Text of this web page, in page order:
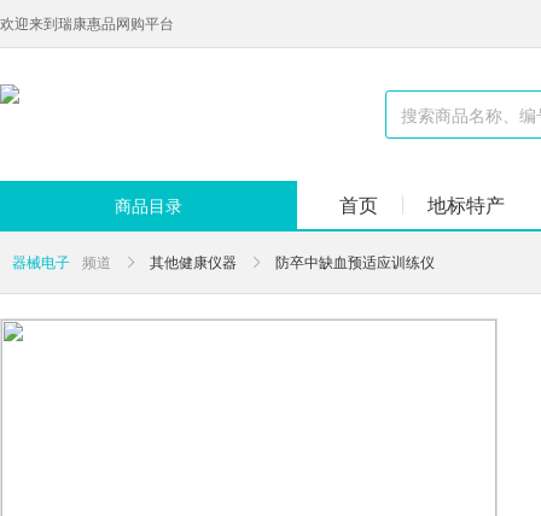
欢迎来到瑞康惠品网购平台
商品目录 首页 地标特产
器械电子 频道 其他健康仪器 防卒中缺血预适应训练仪